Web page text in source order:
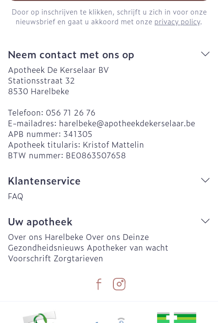
Door op inschrijven te klikken, schrijft u zich in voor onze
nieuwsbrief en gaat u akkoord met onze privacy policy.
Neem contact met ons op
Apotheek De Kerselaar BV
Stationsstraat 32
8530 Harelbeke
Telefoon: 056 71 26 76
E-mailadres: harelbeke@apotheekdekerselaar.be
APB nummer: 341305
Apotheek titularis: Kristof Mattelin
BTW nummer: BE0863507658
Klantenservice
FAQ
Uw apotheek
Over ons Harelbeke Over ons Deinze
Gezondheidsnieuws Apotheker van wacht
Voorschrift Zorgtarieven